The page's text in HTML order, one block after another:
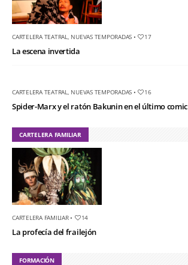
CARTELERA TEATRAL NUEVAS TEMPORADAS • 17
La escena invertida
CARTELERA TEATRAL NUEVAS TEMPORADAS • 16
Spider-Marx y el ratón Bakunin en el último comic
CARTELERA FAMILIAR
CARTELERA FAMILIAR• 14
La profecía del frailejón
FORMACIÓN